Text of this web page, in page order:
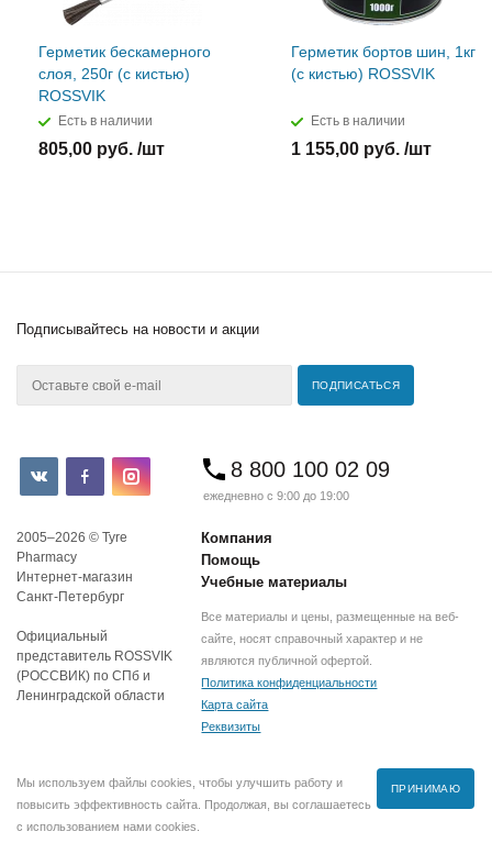
Герметик бескамерного
слоя, 250г (с кистью)
ROSSVIK
Есть в наличии
805,00 руб. /шт
Герметик бортов шин, 1кг
(с кистью) ROSSVIK
Есть в наличии
1 155,00 руб. /шт
Подписывайтесь на новости и акции
8 800 100 02 09
ежедневно с 9:00 до 19:00
2005–2026 © Tyre
Pharmacy
Интернет-магазин
Санкт-Петербург
Официальный
представитель ROSSVIK
(РОССВИК) по СПб и
Ленинградской области
Компания
Помощь
Учебные материалы
Все материалы и цены, размещенные на веб-
сайте, носят справочный характер и не
являются публичной офертой.
Политика конфиденциальности
Карта сайта
Реквизиты
Мы используем файлы cookies, чтобы улучшить работу и
повысить эффективность сайта. Продолжая, вы соглашаетесь
с использованием нами cookies.
ПРИНИМАЮ